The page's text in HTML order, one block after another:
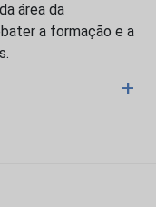
área da
a formação e a
+